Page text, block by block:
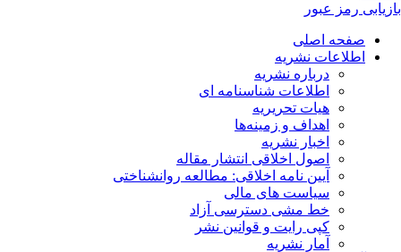
رمز عبور
صفحه اصلی
اطلاعات نشریه
درباره نشریه
اطلاعات شناسنامه ای
هیات تحریریه
اهداف و زمینه‌ها
اخبار نشریه
اصول اخلاقی انتشار مقاله
آیین نامه اخلاقی: مطالعه روانشناختی
سیاست های مالی
خط مشی دسترسی آزاد
کپی رایت و قوانین نشر
آمار نشریه